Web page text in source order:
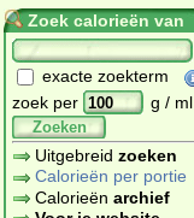
Zoek calorieën van
exacte zoekterm
zoek per
g / ml
Zoeken
Uitgebreid zoeken
Calorieën per portie
Calorieën archief